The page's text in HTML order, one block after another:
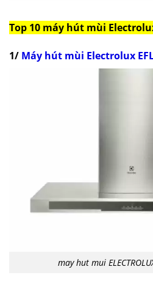
Top 10 máy hút mùi
1/ Máy hút mùi Electrolux
may hut mui